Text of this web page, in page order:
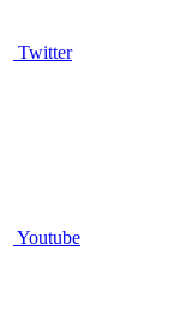
Twitter
Youtube